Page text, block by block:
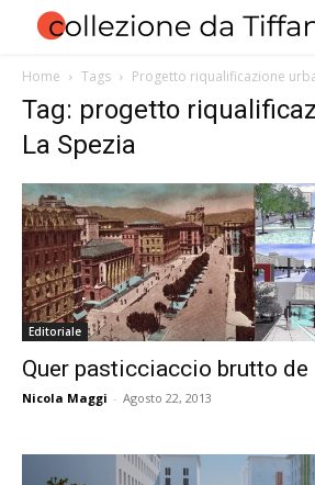
Home Tags Progetto riqualificazione
Tag: progetto
La Spezia
Editoriale
Quer pasticciaccio brutto de
Nicola Maggi - Agosto 22, 2013